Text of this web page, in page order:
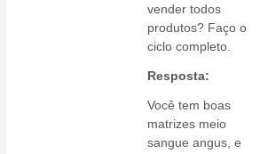
vender todos
produtos? Faço o
ciclo completo.
Resposta:
Você tem boas
matrizes meio
sangue angus, e